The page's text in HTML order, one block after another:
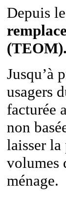
Depuis
(TEOM).
Jusqu’à
usagers
facturée
non
laisser la
volumes
ménage.